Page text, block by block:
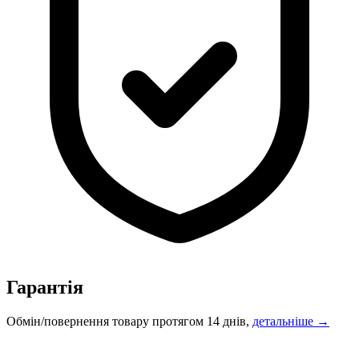
Гарантія
Обмін/повернення товару протягом 14 днів, детальніше →